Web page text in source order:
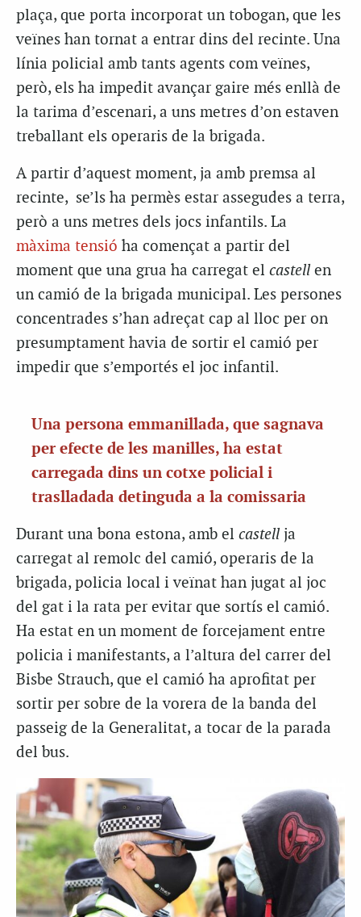
plaça, que porta incorporat un tobogan, que les
veïnes han tornat a entrar dins del recinte. Una
línia policial amb tants agents com veïnes,
però, els ha impedit avançar gaire més enllà de
la tarima d’escenari, a uns metres d’on estaven
treballant els operaris de la brigada.
A partir d’aquest moment, ja amb premsa al
recinte, se’ls ha permès estar assegudes a terra,
però a uns metres dels jocs infantils. La
màxima tensió ha començat a partir del
moment que una grua ha carregat el castell en
un camió de la brigada municipal. Les persones
concentrades s’han adreçat cap al lloc per on
presumptament havia de sortir el camió per
impedir que s’emportés el joc infantil.
Una persona emmanillada, que sagnava
per efecte de les manilles, ha estat
carregada dins un cotxe policial i
traslladada detinguda a la comissaria
Durant una bona estona, amb el castell ja
carregat al remolc del camió, operaris de la
brigada, policia local i veïnat han jugat al joc
del gat i la rata per evitar que sortís el camió.
Ha estat en un moment de forcejament entre
policia i manifestants, a l’altura del carrer del
Bisbe Strauch, que el camió ha aprofitat per
sortir per sobre de la vorera de la banda del
passeig de la Generalitat, a tocar de la parada
del bus.